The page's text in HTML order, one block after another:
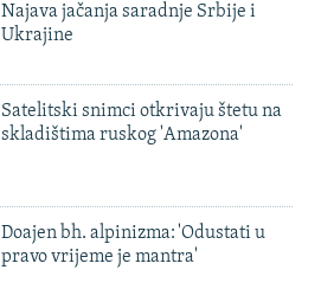
Najava jačanja saradnje Srbije i
Ukrajine
Satelitski snimci otkrivaju štetu na
skladištima ruskog 'Amazona'
Doajen bh. alpinizma: 'Odustati u
pravo vrijeme je mantra'